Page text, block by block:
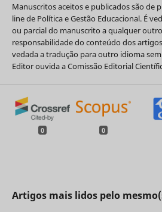
Manuscritos aceitos e publicados são de
line de Política e Gestão Educacional. É
ou parcial do manuscrito a qualquer
responsabilidade do conteúdo dos
vedada a tradução para outro idioma
Editor ouvida a Comissão Editorial
0 0
Artigos mais lidos pelo